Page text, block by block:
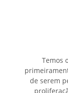
Temos
de serem